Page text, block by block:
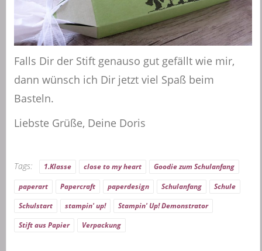
Falls Dir der Stift genauso gut gefällt wie mir,
dann wünsch ich Dir jetzt viel Spaß beim
Basteln.
Liebste Grüße, Deine Doris
Tags: 1.Klasse close to my heart
Goodie zum Schulanfang
paperart
Papercraft paperdesign Schulanfang
Schule
Schulstart
stampin' up!
Stampin' Up! Demonstrator
Stift aus Papier
Verpackung